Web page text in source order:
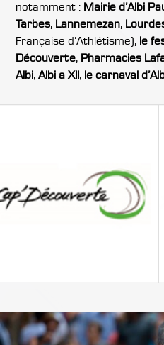
notamment : Mairie d’Albi
Tarbes, Lannemezan,
Française d’Athlétisme), le
Découverte, Pharmacies
Albi,Albi a XII, le carnaval